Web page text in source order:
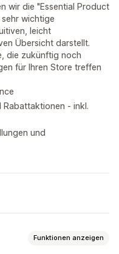
wir die "Essential Product
wichtige
leicht
Übersicht darstellt.
die zukünftig noch
für Ihren Store treffen
Rabattaktionen - inkl.
und
Funktionen anzeigen